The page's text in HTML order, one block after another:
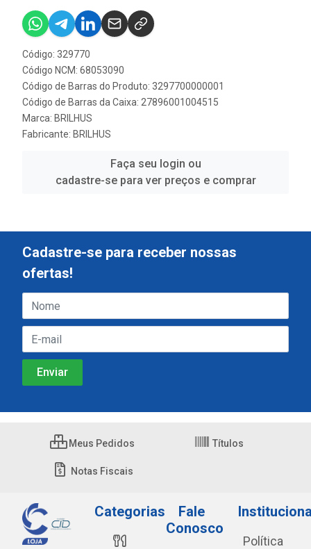
Código: 329770
Código NCM: 68053090
Código de Barras do Produto: 3297700000001
Código de Barras da Caixa: 27896001004515
Marca: BRILHUS
Fabricante: BRILHUS
Faça seu login ou
cadastre-se para ver preços e comprar
Cadastre-se para receber nossas
ofertas!
Meus Pedidos Títulos
Notas Fiscais
Categorias
Fale
Conosco
Política